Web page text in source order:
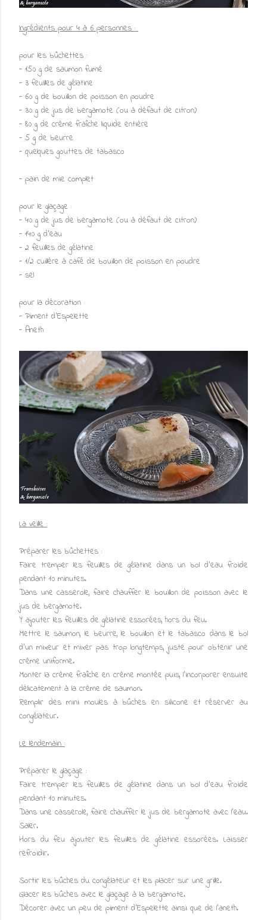
Ingrédients pour 4 à 6 personnes :
pour les bûchettes :
- 150 g de saumon fumé
- 3 feuilles de gélatine
- 60 g de bouillon de poisson en poudre
- 30 g de jus de bergamote (ou à défaut de citron)
- 80 g de crème fraîche liquide entière
- 5 g de beurre
- quelques gouttes de tabasco
- pain de mie complet
pour le glaçage :
- 40 g de jus de bergamote (ou à défaut de citron)
- 140 g d'eau
- 2 feuilles de gélatine
- 1/2 cuillère à café de bouillon de poisson en poudre
- sel
pour la décoration :
- Piment d'Espelette
- Aneth
La veille :
Préparer les bûchettes :
Faire tremper les feuilles de gélatine dans un bol d’eau froide
pendant 10 minutes.
Dans une casserole, faire chauffer le bouillon de poisson avec le
jus de bergamote.
Y ajouter les feuilles de gélatine essorées, hors du feu.
Mettre le saumon, le beurre, le bouillon et le tabasco dans le bol
d'un mixeur et mixer pas trop longtemps, juste pour obtenir une
crème uniforme.
Monter la crème fraîche en crème montée puis, l'incorporer ensuite
délicatement à la crème de saumon.
Remplir des mini moules à bûches en silicone et réserver au
congélateur.
Le lendemain :
Préparer le glaçage :
Faire tremper les feuilles de gélatine dans un bol d’eau froide
pendant 10 minutes.
Dans une casserole, faire chauffer le jus de bergamote avec l'eau.
Saler.
Hors du feu ajouter les feuilles de gélatine essorées. Laisser
refroidir.
Sortir les bûches du congélateur et les placer sur une grille.
Glacer les bûches avec le glaçage à la bergamote.
Décorer avec un peu de piment d’Espelette ainsi que de l'aneth.